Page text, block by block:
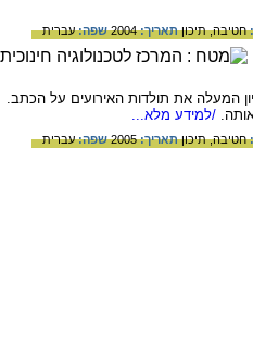
חטיבה,תיכוןתאריך:2004 שפה:עברית
המעלה את תולדות האירועים על הכתב.
/למידע מלא...
חטיבה,תיכוןתאריך:2005 שפה:עברית